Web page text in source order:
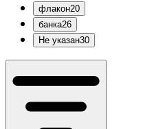
флакон20
банка26
Не указан30